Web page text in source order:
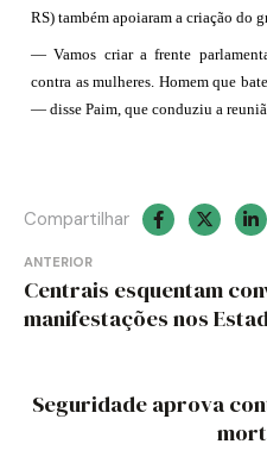
RS) também apoiaram a criação do
— Vamos criar a frente
contra as mulheres. Homem que
— disse Paim, que conduziu a
Compartilhar
Navegação
de
ANTERIOR
Centrais esquentam
manifestações nos
Seguridade aprova